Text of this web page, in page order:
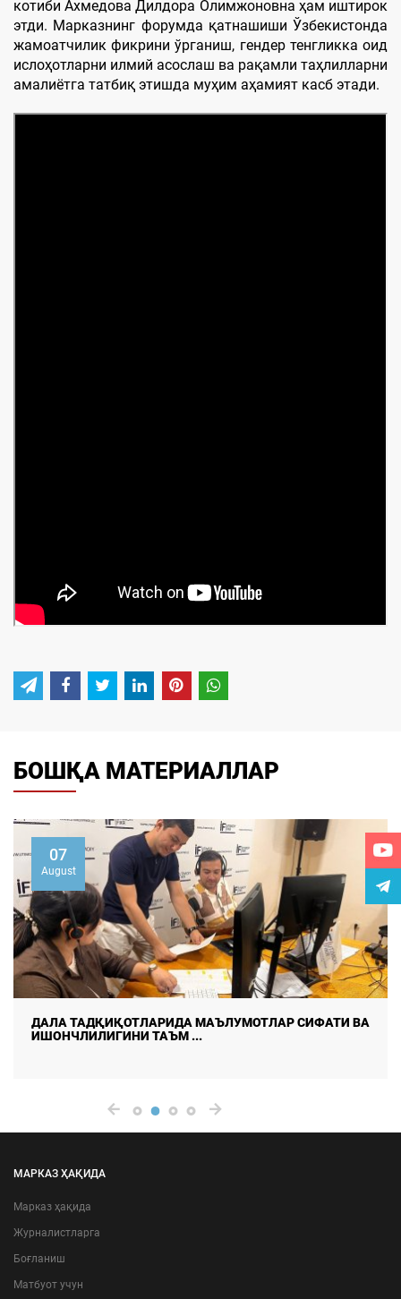
котиби Ахмедова Дилдора Олимжоновна ҳам иштирок
этди. Марказнинг форумда қатнашиши Ўзбекистонда
жамоатчилик фикрини ўрганиш, гендер тенгликка оид
ислоҳотларни илмий асослаш ва рақамли таҳлилларни
амалиётга татбиқ этишда муҳим аҳамият касб этади.
БОШҚА МАТЕРИАЛЛАР
07
August
ДАЛА ТАДҚИҚОТЛАРИДА МАЪЛУМОТЛАР СИФАТИ ВА
ИШОНЧЛИЛИГИНИ ТАЪМ ...
МАРКАЗ ҲАҚИДА
Марказ ҳақида
Журналистларга
Боғланиш
Матбуот учун